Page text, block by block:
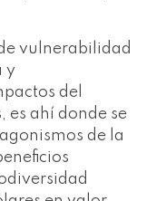
vulnerabilidad
y
del
es ahí donde se
de la